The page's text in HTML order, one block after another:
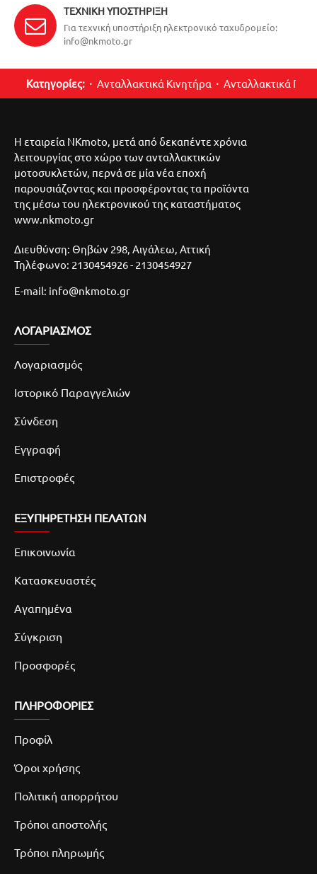
ΤΕΧΝΙΚΉ ΥΠΟΣΤΉΡΙΞΗ
Για τεχνική υποστήριξη ηλεκτρονικό ταχυδρομείο:
info@nkmoto.gr
Κατηγορίες: Ανταλλακτικά Κινητήρα Ανταλλακτικά
Η εταιρεία NKmoto, μετά από δεκαπέντε χρόνια
λειτουργίας στο χώρο των ανταλλακτικών
μοτοσυκλετών, περνά σε μία νέα εποχή
παρουσιάζοντας και προσφέροντας τα προϊόντα
της μέσω του ηλεκτρονικού της καταστήματος
www.nkmoto.gr
Διευθύνση: Θηβών 298, Αιγάλεω, Αττική
Τηλέφωνο: 2130454926 - 2130454927
E-mail: info@nkmoto.gr
ΛΟΓΑΡΙΑΣΜΌΣ
Λογαριασμός
Ιστορικό Παραγγελιών
Σύνδεση
Εγγραφή
Επιστροφές
ΕΞΥΠΗΡΕΤΗΣΗ ΠΕΛΑΤΩΝ
Επικοινωνία
Κατασκευαστές
Αγαπημένα
Σύγκριση
Προσφορές
ΠΛΗΡΟΦΟΡΙΕΣ
Προφίλ
Όροι χρήσης
Πολιτική απορρήτου
Τρόποι αποστολής
Τρόποι πληρωμής